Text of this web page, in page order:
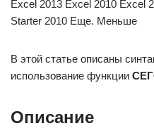
Excel 2013 Excel 2010 Excel
Starter 2010 Еще. Меньше
В этой статье описаны
использование функции
Описание